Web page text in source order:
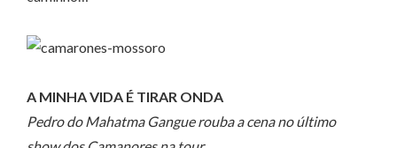
A MINHA VIDA É TIRAR ONDA
Pedro do Mahatma Gangue rouba a cena no último